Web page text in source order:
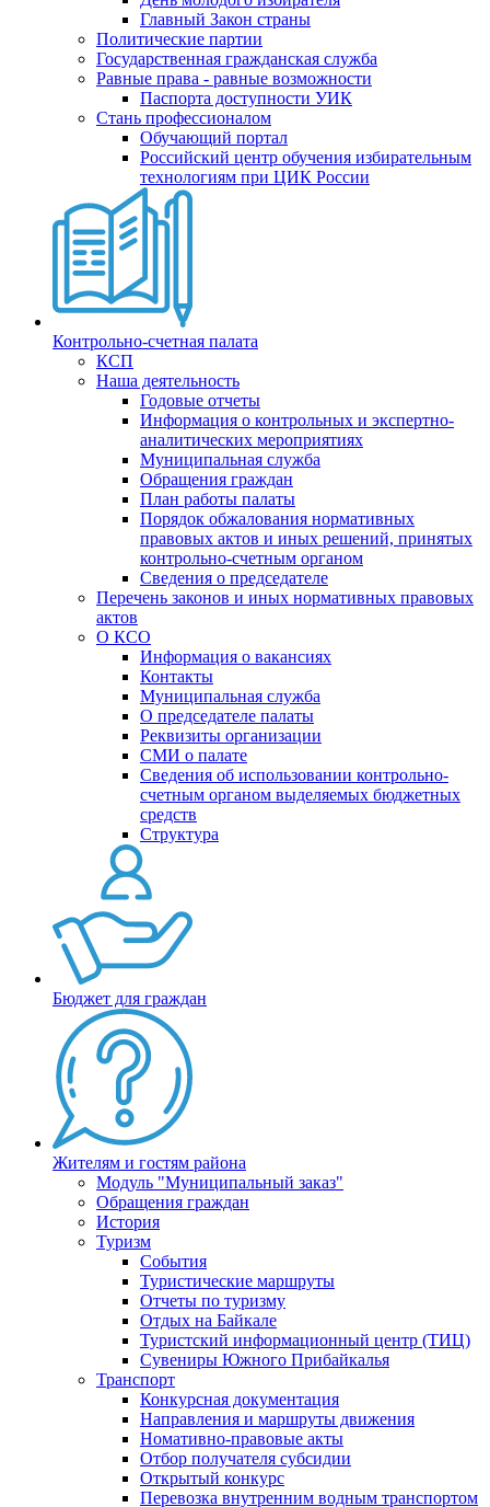
Главный Закон страны
Политические партии
Государственная гражданская служба
Равные права - равные возможности
Паспорта доступности УИК
Стань профессионалом
Обучающий портал
Российский центр обучения избирательным
технологиям при ЦИК России
Контрольно-счетная палата
КСП
Наша деятельность
Годовые отчеты
Информация о контрольных и экспертно-
аналитических мероприятиях
Муниципальная служба
Обращения граждан
План работы палаты
Порядок обжалования нормативных
правовых актов и иных решений, принятых
контрольно-счетным органом
Сведения о председателе
Перечень законов и иных нормативных правовых
актов
О КСО
Информация о вакансиях
Контакты
Муниципальная служба
О председателе палаты
Реквизиты организации
СМИ о палате
Сведения об использовании контрольно-
счетным органом выделяемых бюджетных
средств
Структура
Бюджет для граждан
Жителям и гостям района
Модуль "Муниципальный заказ"
Обращения граждан
История
Туризм
События
Туристические маршруты
Отчеты по туризму
Отдых на Байкале
Туристский информационный центр (ТИЦ)
Сувениры Южного Прибайкалья
Транспорт
Конкурсная документация
Направления и маршруты движения
Номативно-правовые акты
Отбор получателя субсидии
Открытый конкурс
Перевозка внутренним водным транспортом